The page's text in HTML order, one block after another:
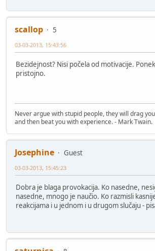
scallop
5
03-03-2013, 15:43:56
Bezidejnost? Nisi počela od motivacije.
pristojno.
Never argue with stupid people, they will drag
and then beat you with experience. - Mark Twain.
Josephine
Guest
03-03-2013, 15:45:23
Dobra je blaga provokacija. Ko nasedne,
nasedne, mnogo je naučio. Ko razmisli
reakcijama i u jednom i u drugom slučaju -